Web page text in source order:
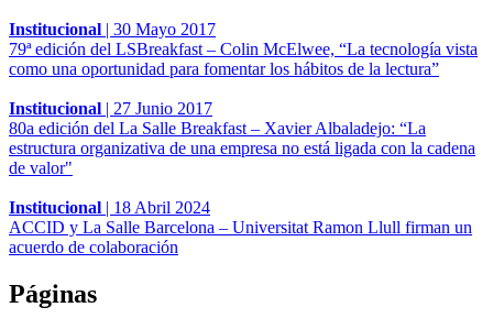
Institucional | 30 Mayo 2017
79ª edición del LSBreakfast – Colin McElwee, “La tecnología vista
como una oportunidad para fomentar los hábitos de la lectura”
Institucional | 27 Junio 2017
80a edición del La Salle Breakfast – Xavier Albaladejo: “La
estructura organizativa de una empresa no está ligada con la cadena
de valor"
Institucional | 18 Abril 2024
ACCID y La Salle Barcelona – Universitat Ramon Llull firman un
acuerdo de colaboración
Páginas